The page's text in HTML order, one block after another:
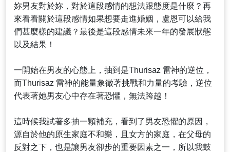
妳男友對於妳，對於這段感情的想法跟態度是什麼？再
來看看關於這段感情如果想要走進婚姻，盧恩可以給我
們甚麼樣的建議？最後是這段感情未來一年的發展狀態
以及結果！
一開始在男友的心態上，抽到是Thurisaz 雷神的逆位，
而Thurisaz 雷神的能量象徵著挑戰和力量的考驗，逆位
代表著她男友心中存在著恐懼，無法跨越！
這時候我試著多抽一顆補充，看到了男友恐懼的原因，
源自於他的原生家庭不和樂，且女方的家庭，在父母的
反對之下，也是讓男友卻步的重要因素之一，所以我鼓